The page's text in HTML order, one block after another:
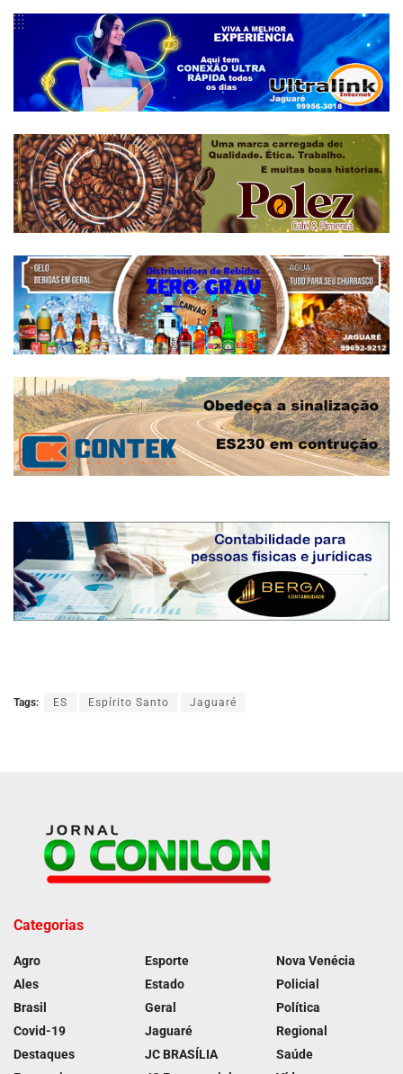
Tags: ES Espírito Santo Jaguaré
Categorias
Agro
Ales
Brasil
Covid-19
Destaques
Esporte
Estado
Geral
Jaguaré
JC BRASÍLIA
Nova Venécia
Policial
Política
Regional
Saúde